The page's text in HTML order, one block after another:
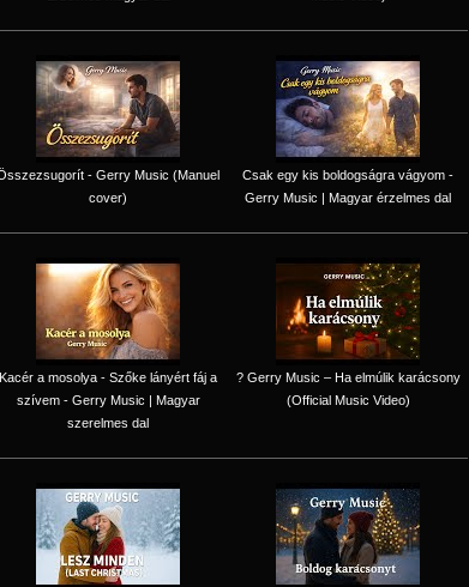
- Gerry Music (Manuel
cover)
Csak egy kis boldogságra vágyom -
Gerry Music | Magyar érzelmes dal
Kacér a mosolya - Szőke lányért fáj a
szívem - Gerry Music | Magyar
szerelmes dal
? Gerry Music – Ha elmúlik karácsony
(Official Music Video)